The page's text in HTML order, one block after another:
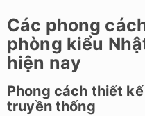
Các phong
phòng kiểu
hiện nay
Phong cách thiết
truyền thống